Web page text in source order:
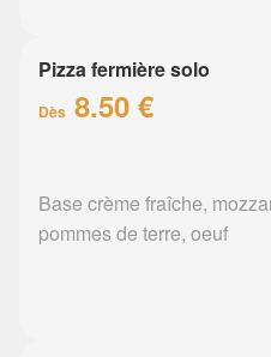
Pizza fermière solo
Dès 8.50 €
Base crème fraîche,
pommes de terre, oeuf